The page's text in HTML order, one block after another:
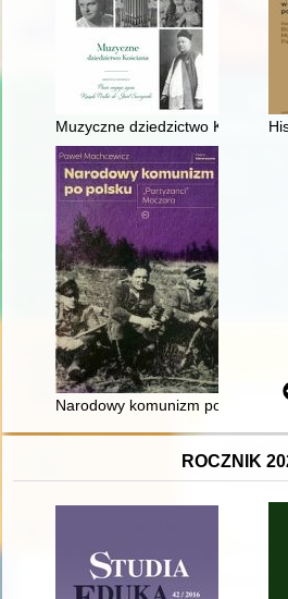
Muzyczne dziedzictwo Kościana
Narodowy komunizm po polsku :
ROCZNIK